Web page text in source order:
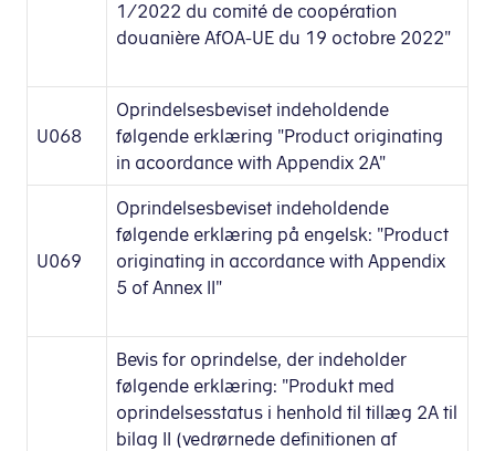
1/2022 du comité de coopération
douanière AfOA-UE du 19 octobre 2022"
U068
Oprindelsesbeviset indeholdende
følgende erklæring "Product originating
in acoordance with Appendix 2A"
U069
Oprindelsesbeviset indeholdende
følgende erklæring på engelsk: "Product
originating in accordance with Appendix
5 of Annex II"
Bevis for oprindelse, der indeholder
følgende erklæring: "Produkt med
oprindelsesstatus i henhold til tillæg 2A til
bilag II (vedrørnede definitionen af